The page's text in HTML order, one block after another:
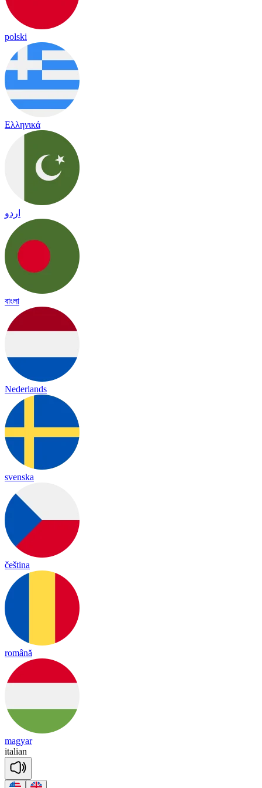
polski
Ελληνικά
اردو
বাংলা
Nederlands
svenska
čeština
română
magyar
italian